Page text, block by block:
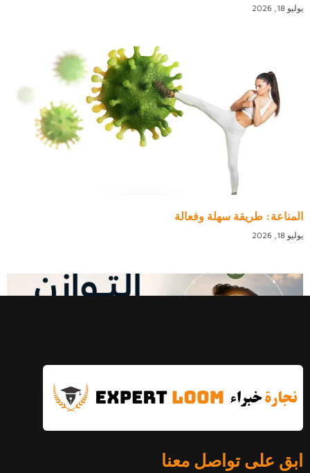
يوليو 18, 2026
المناعة: طريقة سهلة وفعالة
يوليو 18, 2026
يوليو 16, 2026
ابق على تواصل معنا